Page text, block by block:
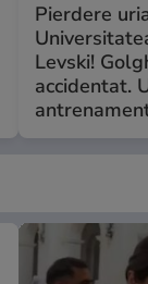
Pierdere
Levski!
accidentat.